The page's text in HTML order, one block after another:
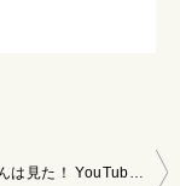
エトラちゃんは見た！ YouTubeマンガ 2022/11/27～12/3